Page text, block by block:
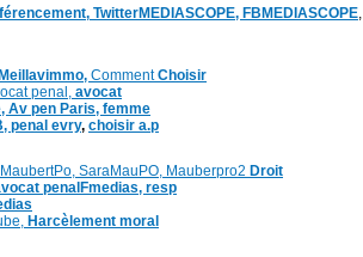
TwitterMEDIASCOPE, FBMEDIASCOPE
Meillavimmo, CommentChoisir
penal, avocat
Av pen Paris, femme
penal evry, choisir a.p
MaubertPo, SaraMauPO, Mauberpro2 Droit
penalFmedias, resp
Harcèlement moral